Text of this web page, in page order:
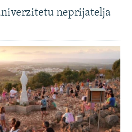
neprijatelja